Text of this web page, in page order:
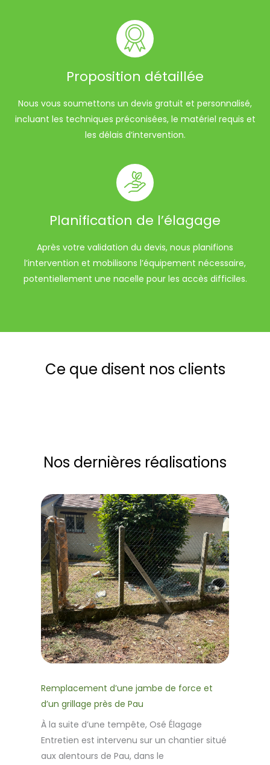
Proposition détaillée
Nous vous soumettons un devis gratuit et personnalisé,
incluant les techniques préconisées, le matériel requis et
les délais d’intervention.
Planification de l’élagage
Après votre validation du devis, nous planifions
l’intervention et mobilisons l’équipement nécessaire,
potentiellement une nacelle pour les accès difficiles.
Ce que disent nos clients
Nos dernières réalisations
Remplacement d’une jambe de force et
d’un grillage près de Pau
À la suite d’une tempête, Osé Élagage
Entretien est intervenu sur un chantier situé
aux alentours de Pau, dans le